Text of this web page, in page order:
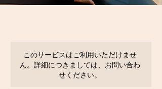
このサービスはご利用いただけませ
ん。詳細につきましては、お問い合わ
せください。